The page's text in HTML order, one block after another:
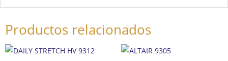
Productos relacionados